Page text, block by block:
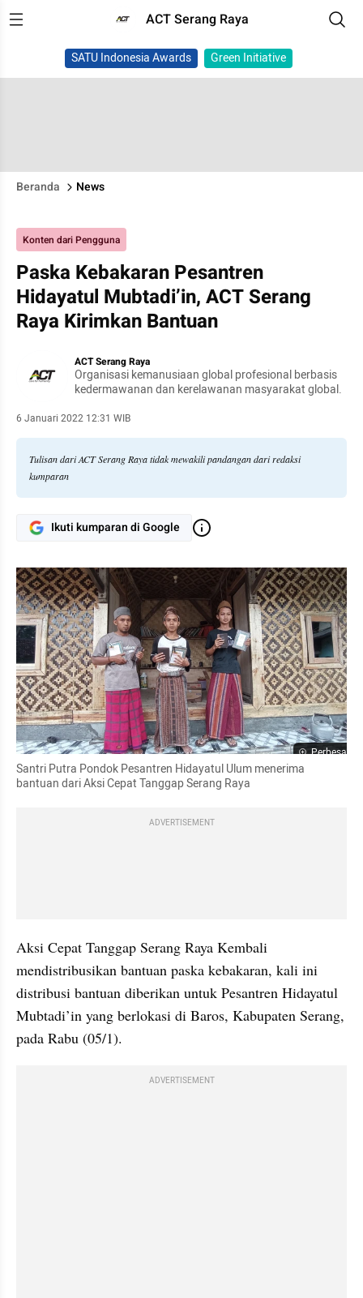
ACT Serang Raya
SATU Indonesia Awards Green Initiative
Beranda News
Konten dari Pengguna
Paska Kebakaran Pesantren
Hidayatul Mubtadi’in, ACT Serang
Raya Kirimkan Bantuan
ACT Serang Raya
Organisasi kemanusiaan global profesional berbasis
kedermawanan dan kerelawanan masyarakat global.
6 Januari 2022 12:31 WIB
Tulisan dari ACT Serang Raya tidak mewakili pandangan dari redaksi
kumparan
Ikuti kumparan di Google
Perbesar
Santri Putra Pondok Pesantren Hidayatul Ulum menerima
bantuan dari Aksi Cepat Tanggap Serang Raya
ADVERTISEMENT
Aksi Cepat Tanggap Serang Raya Kembali
mendistribusikan bantuan paska kebakaran, kali ini
distribusi bantuan diberikan untuk Pesantren Hidayatul
Mubtadi’in yang berlokasi di Baros, Kabupaten Serang,
pada Rabu (05/1).
ADVERTISEMENT